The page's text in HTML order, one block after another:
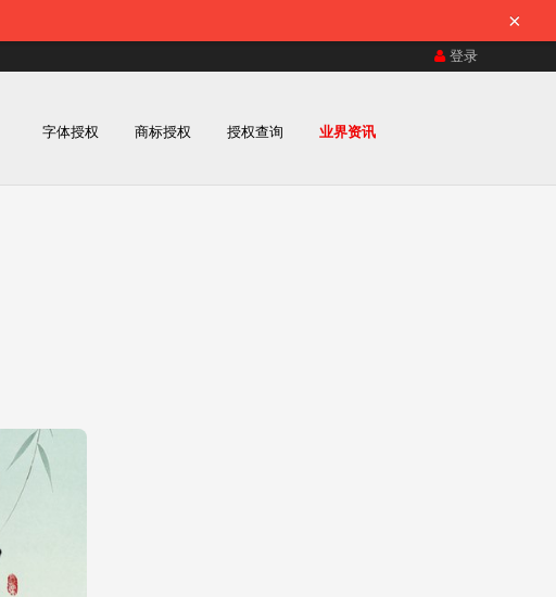
×
登录
字体授权 商标授权 授权查询 业界资讯